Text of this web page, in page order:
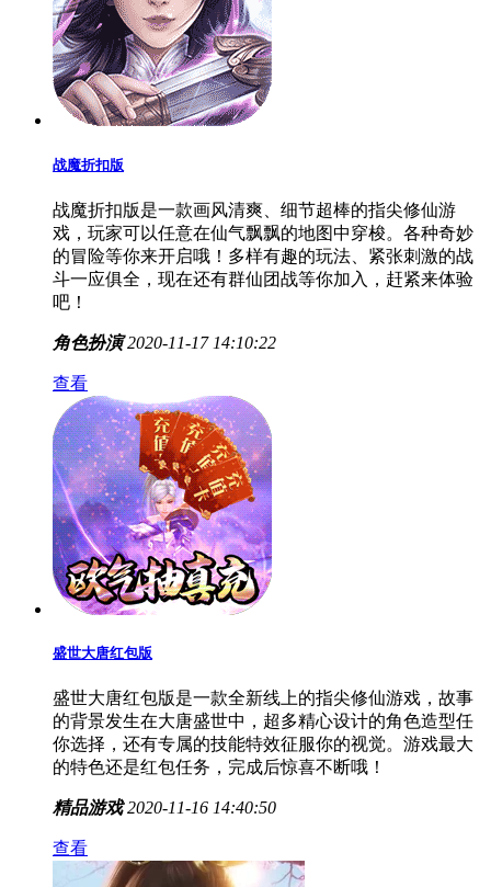
战魔折扣版
战魔折扣版是一款画风清爽、细节超棒的指尖修仙游
戏，玩家可以任意在仙气飘飘的地图中穿梭。各种奇妙
的冒险等你来开启哦！多样有趣的玩法、紧张刺激的战
斗一应俱全，现在还有群仙团战等你加入，赶紧来体验
吧！
角色扮演 2020-11-17 14:10:22
查看
盛世大唐红包版
盛世大唐红包版是一款全新线上的指尖修仙游戏，故事
的背景发生在大唐盛世中，超多精心设计的角色造型任
你选择，还有专属的技能特效征服你的视觉。游戏最大
的特色还是红包任务，完成后惊喜不断哦！
精品游戏 2020-11-16 14:40:50
查看